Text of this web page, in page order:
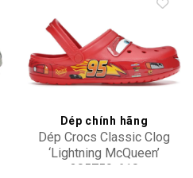
Add to
wishlist
Dép chính hãng
Dép Crocs Classic Clog
‘Lightning McQueen’
205759-610